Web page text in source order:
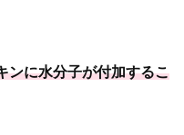
ンに水分子が付加するこ